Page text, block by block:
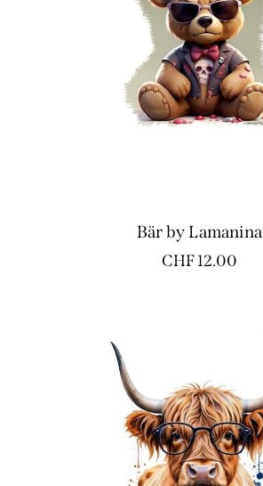
Bär by Lamanina
CHF12.00